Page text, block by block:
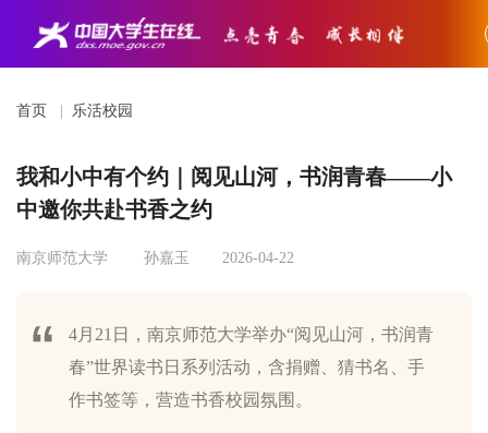
首页 乐活校园
我和小中有个约｜阅见山河，书润青春——小
中邀你共赴书香之约
南京师范大学 孙嘉玉 2026-04-22
4月21日，南京师范大学举办“阅见山河，书润青
春”世界读书日系列活动，含捐赠、猜书名、手
作书签等，营造书香校园氛围。